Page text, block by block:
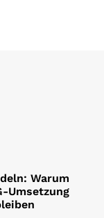
Warum
Umsetzung